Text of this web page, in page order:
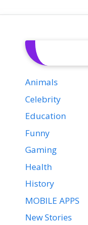
Animals
Celebrity
Education
Funny
Gaming
Health
History
MOBILE APPS
New Stories